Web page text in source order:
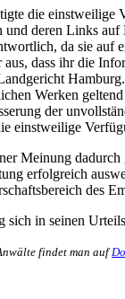
die einstweilige
und deren Links
da sie auf
aus, dass ihr die
Werken
der
einstweilige
Meinung
erfolgreich
des
sich in seinen
findet man auf